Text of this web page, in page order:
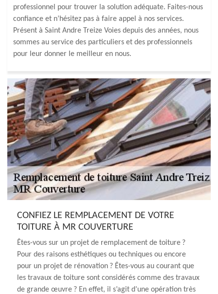
professionnel pour trouver la solution adéquate. Faites-nous
confiance et n’hésitez pas à faire appel à nos services.
Présent à Saint Andre Treize Voies depuis des années, nous
sommes au service des particuliers et des professionnels
pour leur donner le meilleur en nous.
CONFIEZ LE REMPLACEMENT DE VOTRE
TOITURE À MR COUVERTURE
Êtes-vous sur un projet de remplacement de toiture ?
Pour des raisons esthétiques ou techniques ou encore
pour un projet de rénovation ? Êtes-vous au courant que
les travaux de toiture sont considérés comme des travaux
de grande œuvre ? En effet, il s’agit d’une opération très